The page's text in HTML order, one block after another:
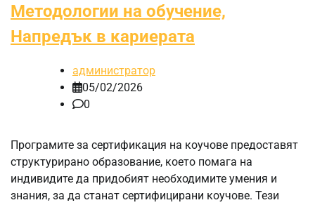
Методологии на обучение,
Напредък в кариерата
администратор
05/02/2026
0
Програмите за сертификация на коучове предоставят
структурирано образование, което помага на
индивидите да придобият необходимите умения и
знания, за да станат сертифицирани коучове. Тези